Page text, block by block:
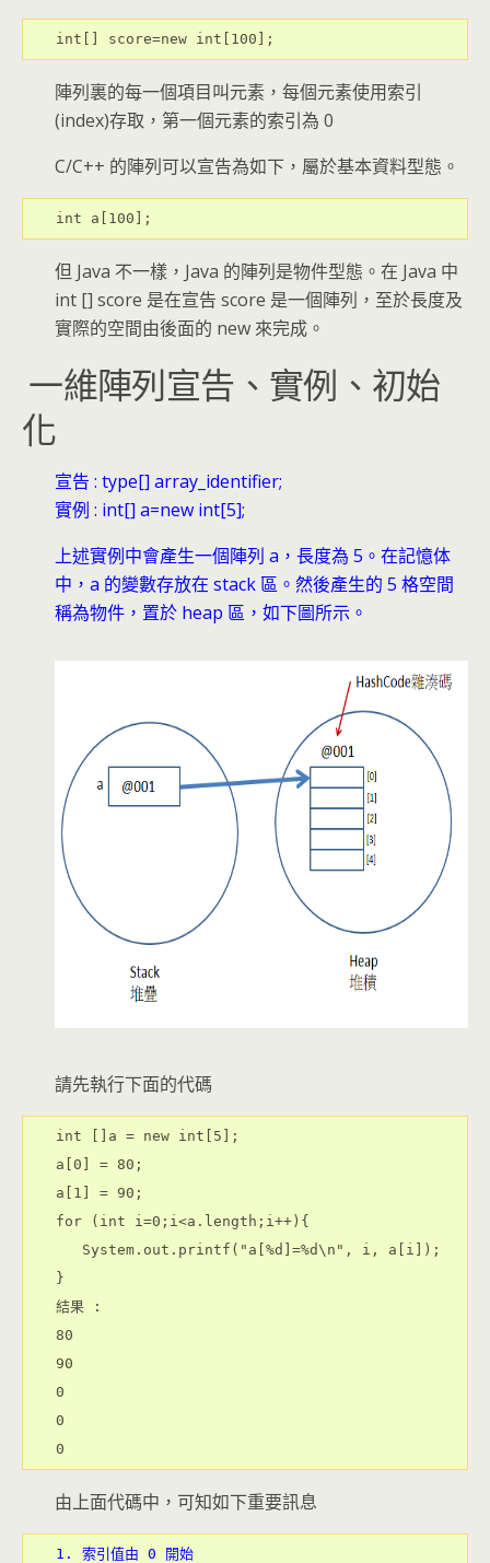
int[] score=new int[100];
陣列裏的每一個項目叫元素，每個元素使用索引
(index)存取，第一個元素的索引為 0
C/C++ 的陣列可以宣告為如下，屬於基本資料型態。
int a[100];
但 Java 不一樣，Java 的陣列是物件型態。在 Java 中
int [] score 是在宣告 score 是一個陣列，至於長度及
實際的空間由後面的 new 來完成。
一維陣列宣告、實例、初始
化
宣告 : type[] array_identifier;
實例 : int[] a=new int[5];
上述實例中會產生一個陣列 a，長度為 5。在記憶体
中，a 的變數存放在 stack 區。然後產生的 5 格空間
稱為物件，置於 heap 區，如下圖所示。
請先執行下面的代碼
int []a = new int[5];
a[0] = 80;
a[1] = 90;
for (int i=0;i<a.length;i++){
System.out.printf("a[%d]=%d\n", i, a[i]);
}
結果 :
80
90
0
0
0
由上面代碼中，可知如下重要訊息
1. 索引值由 0 開始